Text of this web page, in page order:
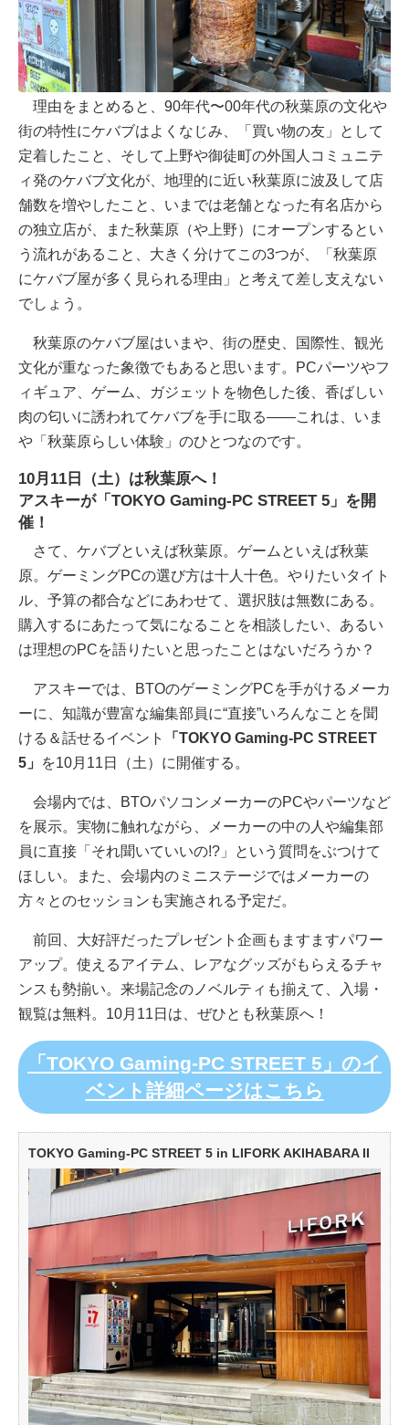
理由をまとめると、90年代〜00年代の秋葉原の文化や
街の特性にケバブはよくなじみ、「買い物の友」として
定着したこと、そして上野や御徒町の外国人コミュニテ
ィ発のケバブ文化が、地理的に近い秋葉原に波及して店
舗数を増やしたこと、いまでは老舗となった有名店から
の独立店が、また秋葉原（や上野）にオープンするとい
う流れがあること、大きく分けてこの3つが、「秋葉原
にケバブ屋が多く見られる理由」と考えて差し支えない
でしょう。
秋葉原のケバブ屋はいまや、街の歴史、国際性、観光
文化が重なった象徴でもあると思います。PCパーツやフ
ィギュア、ゲーム、ガジェットを物色した後、香ばしい
肉の匂いに誘われてケバブを手に取る――これは、いま
や「秋葉原らしい体験」のひとつなのです。
10月11日（土）は秋葉原へ！
アスキーが「TOKYO Gaming-PC STREET 5」を開
催！
さて、ケバブといえば秋葉原。ゲームといえば秋葉
原。ゲーミングPCの選び方は十人十色。やりたいタイト
ル、予算の都合などにあわせて、選択肢は無数にある。
購入するにあたって気になることを相談したい、あるい
は理想のPCを語りたいと思ったことはないだろうか？
アスキーでは、BTOのゲーミングPCを手がけるメーカ
ーに、知識が豊富な編集部員に“直接”いろんなことを聞
ける＆話せるイベント
「TOKYO Gaming-PC STREET
5」
を10月11日（土）に開催する。
会場内では、BTOパソコンメーカーのPCやパーツなど
を展示。実物に触れながら、メーカーの中の人や編集部
員に直接「それ聞いていいの!?」という質問をぶつけて
ほしい。また、会場内のミニステージではメーカーの
方々とのセッションも実施される予定だ。
前回、大好評だったプレゼント企画もますますパワー
アップ。使えるアイテム、レアなグッズがもらえるチャ
ンスも勢揃い。来場記念のノベルティも揃えて、入場・
観覧は無料。10月11日は、ぜひとも秋葉原へ！
「TOKYO Gaming-PC STREET 5」のイ
ベント詳細ページはこちら
TOKYO Gaming-PC STREET 5 in LIFORK AKIHABARA II